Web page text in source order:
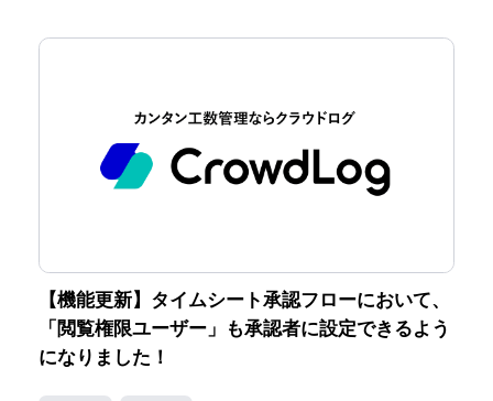
【機能更新】タイムシート承認フローにおいて、
「閲覧権限ユーザー」も承認者に設定できるよう
になりました！